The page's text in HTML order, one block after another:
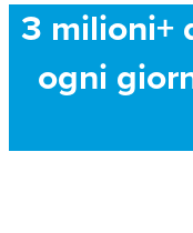
3 milioni+
ogni